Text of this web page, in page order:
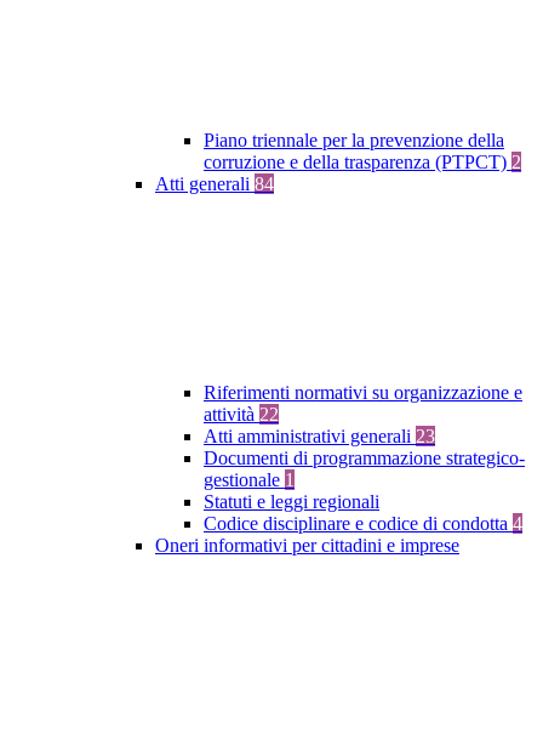
Piano triennale per la prevenzione della
corruzione e della trasparenza (PTPCT) 2
Atti generali 84
Riferimenti normativi su organizzazione e
attività 22
Atti amministrativi generali 23
Documenti di programmazione strategico-
gestionale 1
Statuti e leggi regionali
Codice disciplinare e codice di condotta 4
Oneri informativi per cittadini e imprese